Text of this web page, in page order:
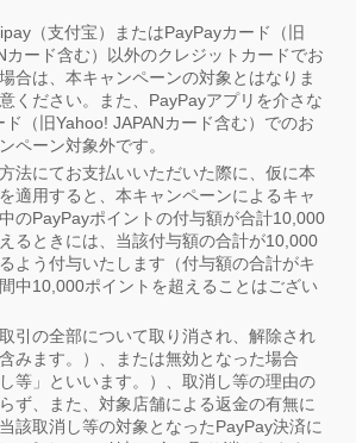
（支付宝）またはPayPayカード（旧
カード含む）以外のクレジットカードでお
合は、本キャンペーンの対象とはなりま
ください。また、PayPayアプリを介さな
ド（旧Yahoo! JAPANカード含む）でのお
ペーン対象外です。
法にてお支払いいただいた際に、仮に本
適用すると、本キャンペーンによるキャ
のPayPayポイントの付与額が合計10,000
るときには、当該付与額の合計が10,000
よう付与いたします（付与額の合計がキ
中10,000ポイントを超えることはござい
引の全部について取り消され、解除され
含みます。）、または無効となった場合
し等」といいます。）、取消し等の理由の
ず、また、対象店舗による返金の有無に
該取消し等の対象となったPayPay決済に